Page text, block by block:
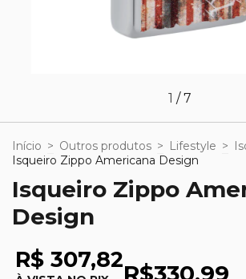
1 /7
Início > Outros produtos > Lifestyle >
Isqueiro Zippo Americana Design
Isqueiro Zippo
Design
R$ 307,82
R$330,99